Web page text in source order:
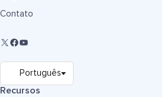
Contato
Recursos